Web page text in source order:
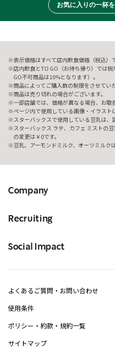
お気に入りの一杯
表示価格はすべて店内飲食価格（税込）で
店内飲食とTO GO（お持ち帰り）では
GO不可商品は10%となります）。
商品によってご購入数の制限をさせてい
商品は売り切れの場合がございます。
一部店舗では、価格が異なる場合、お取
ページ内で使用している画像・イラスト
スターバックスで使用している豆乳は、
スターバックス ラテ、カフェ ミストの
の変更は￥0です。
豆乳、アーモンドミルク、オーツミルク
Company
Recruiting
Social Impact
よくあるご質問・お問い合わせ
使用条件
ポリシー・約款・規約一覧
サイトマップ